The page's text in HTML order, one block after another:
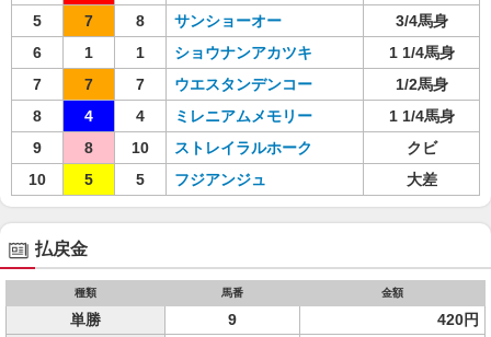
5
7 8 サンショーオー
3/4馬身
6
1 1 ショウナンアカツキ
1 1/4馬身
7
7 7 ウエスタンデンコー
1/2馬身
8
4 4 ミレニアムメモリー
1 1/4馬身
9
8 10 ストレイラルホーク
クビ
10
5 5 フジアンジュ 大差
払戻金
種類 馬番 金額
単勝 9 420円